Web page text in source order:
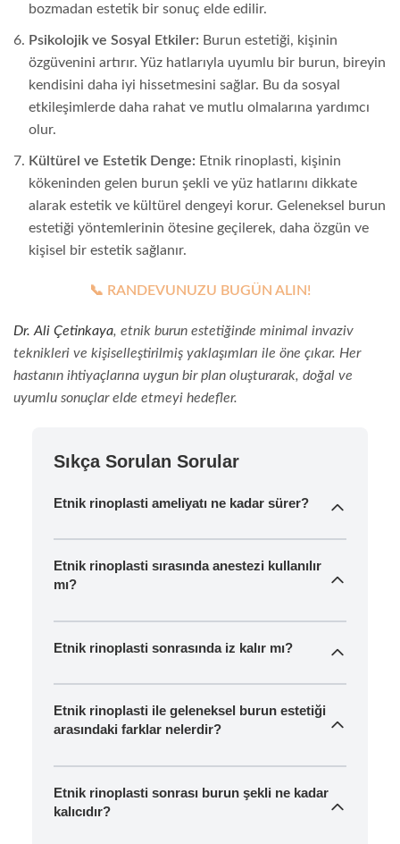
bozmadan estetik bir sonuç elde edilir.
Psikolojik ve Sosyal Etkiler: Burun estetiği, kişinin
özgüvenini artırır. Yüz hatlarıyla uyumlu bir burun, bireyin
kendisini daha iyi hissetmesini sağlar. Bu da sosyal
etkileşimlerde daha rahat ve mutlu olmalarına yardımcı
olur.
Kültürel ve Estetik Denge: Etnik rinoplasti, kişinin
kökeninden gelen burun şekli ve yüz hatlarını dikkate
alarak estetik ve kültürel dengeyi korur. Geleneksel burun
estetiği yöntemlerinin ötesine geçilerek, daha özgün ve
kişisel bir estetik sağlanır.
📞 RANDEVUNUZU BUGÜN ALIN!
Dr. Ali Çetinkaya, etnik burun estetiğinde minimal invaziv
teknikleri ve kişiselleştirilmiş yaklaşımları ile öne çıkar. Her
hastanın ihtiyaçlarına uygun bir plan oluşturarak, doğal ve
uyumlu sonuçlar elde etmeyi hedefler.
Sıkça Sorulan Sorular
Etnik rinoplasti ameliyatı ne kadar sürer?
Etnik rinoplasti sırasında anestezi kullanılır
mı?
Etnik rinoplasti sonrasında iz kalır mı?
Etnik rinoplasti ile geleneksel burun estetiği
arasındaki farklar nelerdir?
Etnik rinoplasti sonrası burun şekli ne kadar
kalıcıdır?